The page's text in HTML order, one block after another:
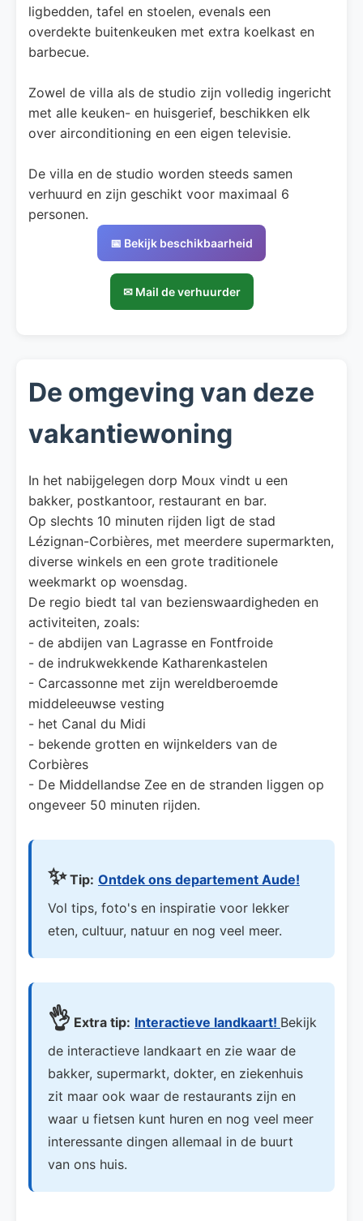
ligbedden, tafel en stoelen, evenals een
overdekte buitenkeuken met extra koelkast en
barbecue.
Zowel de villa als de studio zijn volledig ingericht
met alle keuken- en huisgerief, beschikken elk
over airconditioning en een eigen televisie.
De villa en de studio worden steeds samen
verhuurd en zijn geschikt voor maximaal 6
personen.
📅 Bekijk beschikbaarheid
✉ Mail de verhuurder
De omgeving van deze
vakantiewoning
In het nabijgelegen dorp Moux vindt u een
bakker, postkantoor, restaurant en bar.
Op slechts 10 minuten rijden ligt de stad
Lézignan-Corbières, met meerdere supermarkten,
diverse winkels en een grote traditionele
weekmarkt op woensdag.
De regio biedt tal van bezienswaardigheden en
activiteiten, zoals:
- de abdijen van Lagrasse en Fontfroide
- de indrukwekkende Katharenkastelen
- Carcassonne met zijn wereldberoemde
middeleeuwse vesting
- het Canal du Midi
- bekende grotten en wijnkelders van de
Corbières
- De Middellandse Zee en de stranden liggen op
ongeveer 50 minuten rijden.
✨Tip: Ontdek ons departement Aude!
Vol tips, foto's en inspiratie voor lekker
eten, cultuur, natuur en nog veel meer.
👌 Extra tip: Interactieve landkaart! Bekijk
de interactieve landkaart en zie waar de
bakker, supermarkt, dokter, en ziekenhuis
zit maar ook waar de restaurants zijn en
waar u fietsen kunt huren en nog veel meer
interessante dingen allemaal in de buurt
van ons huis.